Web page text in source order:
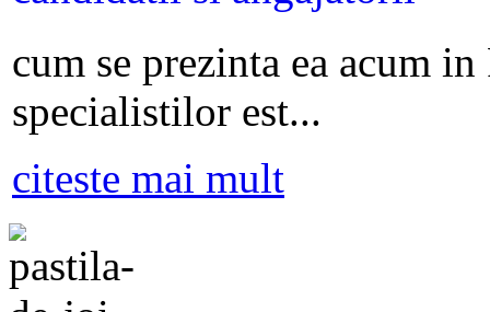
cum se prezinta ea acum
specialistilor est...
citeste mai mult